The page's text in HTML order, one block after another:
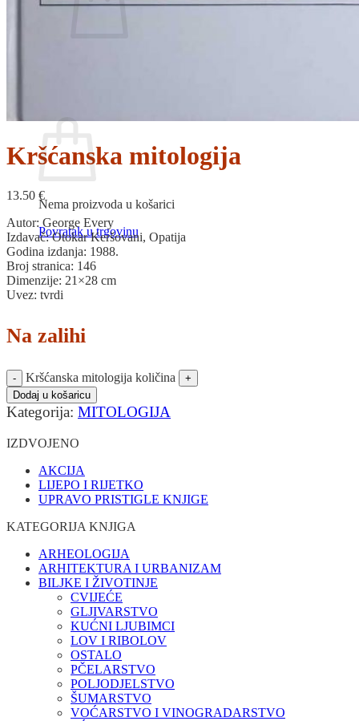
Nema proizvoda u košarici
Povratak u trgovinu
Kršćanska mitologija
13.50 €
Autor: George Every
Izdavač: Otokar Keršovani, Opatija
Godina izdanja: 1988.
Broj stranica: 146
Dimenzije: 21×28 cm
Uvez: tvrdi
Na zalihi
Kršćanska mitologija količina
Dodaj u košaricu
Kategorija: MITOLOGIJA
IZDVOJENO
AKCIJA
LIJEPO I RIJETKO
UPRAVO PRISTIGLE KNJIGE
KATEGORIJA KNJIGA
ARHEOLOGIJA
ARHITEKTURA I URBANIZAM
BILJKE I ŽIVOTINJE
CVIJEĆE
GLJIVARSTVO
KUĆNI LJUBIMCI
LOV I RIBOLOV
OSTALO
PČELARSTVO
POLJODJELSTVO
ŠUMARSTVO
VOĆARSTVO I VINOGRADARSTVO